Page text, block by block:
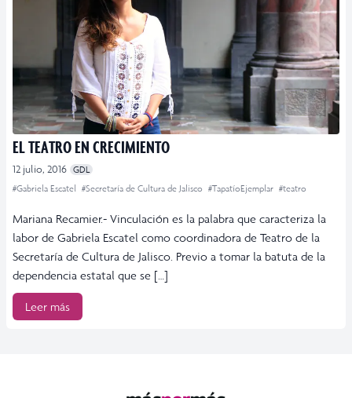
EL TEATRO EN CRECIMIENTO
12 julio, 2016 GDL
#Gabriela Escatel #Secretaría de Cultura de Jalisco #TapatíoEjemplar #teatro
Mariana Recamier.- Vinculación es la palabra que caracteriza la
labor de Gabriela Escatel como coordinadora de Teatro de la
Secretaría de Cultura de Jalisco. Previo a tomar la batuta de la
dependencia estatal que se […]
Leer más